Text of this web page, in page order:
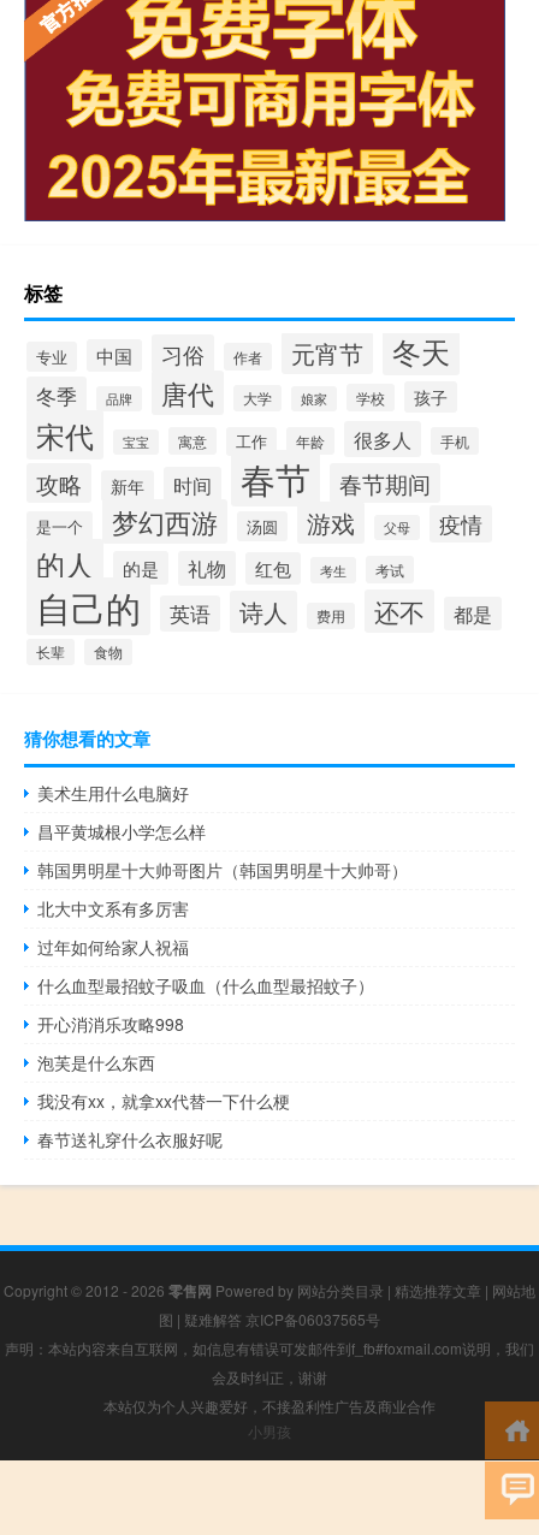
标签
专业 中国 习俗 作者 元宵节 冬天
冬季 品牌 唐代 大学 娘家 学校 孩子
宋代 宝宝 寓意 工作 年龄 很多人 手机
攻略 新年 时间 春节 春节期间
是一个 梦幻西游 汤圆 游戏 父母 疫情
的人 的是 礼物 红包 考生 考试
自己的 英语 诗人 费用 还不 都是
长辈 食物
猜你想看的文章
美术生用什么电脑好
昌平黄城根小学怎么样
韩国男明星十大帅哥图片（韩国男明星十大帅哥）
北大中文系有多厉害
过年如何给家人祝福
什么血型最招蚊子吸血（什么血型最招蚊子）
开心消消乐攻略998
泡芙是什么东西
我没有xx，就拿xx代替一下什么梗
春节送礼穿什么衣服好呢
Copyright © 2012 - 2026 零售网 Powered by 网站分类目录 | 精选推荐文章 | 网站地
图 | 疑难解答 京ICP备06037565号
声明：本站内容来自互联网，如信息有错误可发邮件到f_fb#foxmail.com说明，我们
会及时纠正，谢谢
本站仅为个人兴趣爱好，不接盈利性广告及商业合作
小男孩